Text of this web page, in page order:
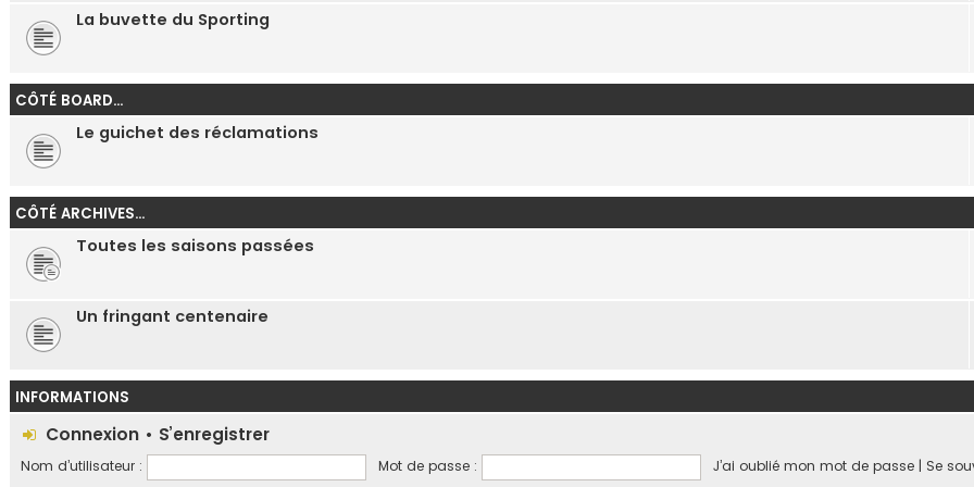
La buvette du Sporting
CÔTÉ BOARD...
Le guichet des réclamations
CÔTÉ ARCHIVES...
Toutes les saisons passées
Un fringant centenaire
INFORMATIONS
Connexion • S’enregistrer
Nom d’utilisateur : Mot de passe : J’ai oublié mon mot de passe | Se